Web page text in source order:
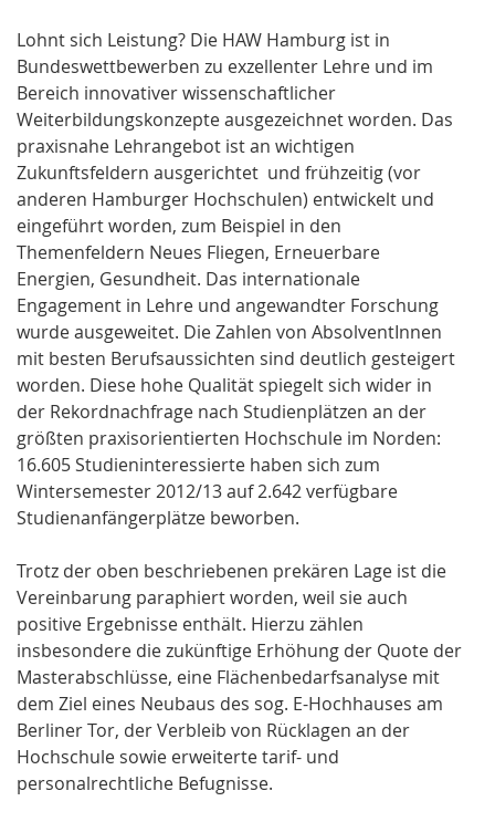
Lohnt sich Leistung? Die HAW Hamburg ist in
Bundeswettbewerben zu exzellenter Lehre und im
Bereich innovativer wissenschaftlicher
Weiterbildungskonzepte ausgezeichnet worden. Das
praxisnahe Lehrangebot ist an wichtigen
Zukunftsfeldern ausgerichtet und frühzeitig (vor
anderen Hamburger Hochschulen) entwickelt und
eingeführt worden, zum Beispiel in den
Themenfeldern Neues Fliegen, Erneuerbare
Energien, Gesundheit. Das internationale
Engagement in Lehre und angewandter Forschung
wurde ausgeweitet. Die Zahlen von AbsolventInnen
mit besten Berufsaussichten sind deutlich gesteigert
worden. Diese hohe Qualität spiegelt sich wider in
der Rekordnachfrage nach Studienplätzen an der
größten praxisorientierten Hochschule im Norden:
16.605 Studieninteressierte haben sich zum
Wintersemester 2012/13 auf 2.642 verfügbare
Studienanfängerplätze beworben.
Trotz der oben beschriebenen prekären Lage ist die
Vereinbarung paraphiert worden, weil sie auch
positive Ergebnisse enthält. Hierzu zählen
insbesondere die zukünftige Erhöhung der Quote der
Masterabschlüsse, eine Flächenbedarfsanalyse mit
dem Ziel eines Neubaus des sog. E-Hochhauses am
Berliner Tor, der Verbleib von Rücklagen an der
Hochschule sowie erweiterte tarif- und
personalrechtliche Befugnisse.